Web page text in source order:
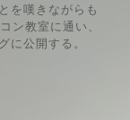
を嘆きながらも
ン教室に通い、
に公開する。